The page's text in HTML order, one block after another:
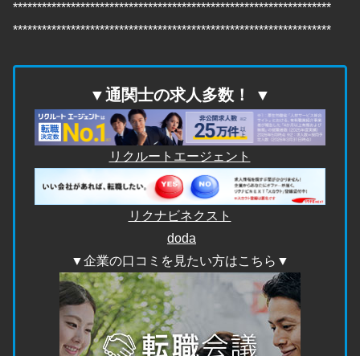
******************************************************************
******************************************************************
▼通関士の求人多数！ ▼
リクルートエージェント
リ クナビネクスト
doda
▼企業の口コミを見たい方はこちら▼